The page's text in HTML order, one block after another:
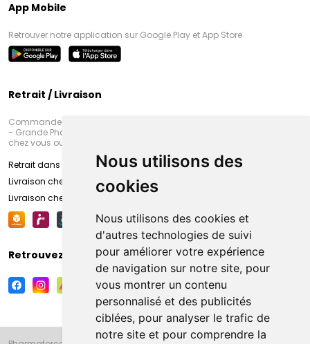
Nous utilisons des
cookies
Nous utilisons des cookies et
d'autres technologies de suivi
pour améliorer votre expérience
de navigation sur notre site, pour
vous montrer un contenu
personnalisé et des publicités
ciblées, pour analyser le trafic de
notre site et pour comprendre la
App Mobile
Retrouver notre application sur Google Play et App Store
Retrait / Livraison
Commandez en ligne et venez chercher votre commande à Amiens
- Grande Pharmacie d’Amiens (Fachon) ou recevez-là rapidement
chez vous ou en point retrait
Retrait dans la pharmacie d’Amiens
Livraison chez vous
Livraison chez votre commerçant
Retrouvez-nous sur vos réseaux sociaux